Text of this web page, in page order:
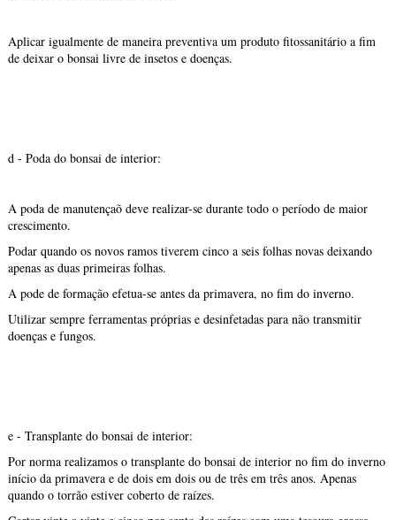
Aplicar igualmente de maneira preventiva um produto fitossanitário a fim
de deixar o bonsai livre de insetos e doenças.
d - Poda do bonsai de interior:
A poda de manutençaõ deve realizar-se durante todo o período de maior
crescimento.
Podar quando os novos ramos tiverem cinco a seis folhas novas deixando
apenas as duas primeiras folhas.
A pode de formação efetua-se antes da primavera, no fim do inverno.
Utilizar sempre ferramentas próprias e desinfetadas para não transmitir
doenças e fungos.
e - Transplante do bonsai de interior:
Por norma realizamos o transplante do bonsai de interior no fim do inverno
início da primavera e de dois em dois ou de três em três anos. Apenas
quando o torrão estiver coberto de raízes.